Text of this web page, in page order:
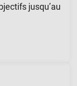
jusqu’au